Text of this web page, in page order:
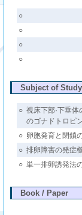
○
○
○
○
Subject of Study
○ 視床下部·下垂
のゴナドトロピ
○ 卵胞発育と閉鎖
○ 排卵障害の発症
○ 単一排卵誘発法
Book / Paper